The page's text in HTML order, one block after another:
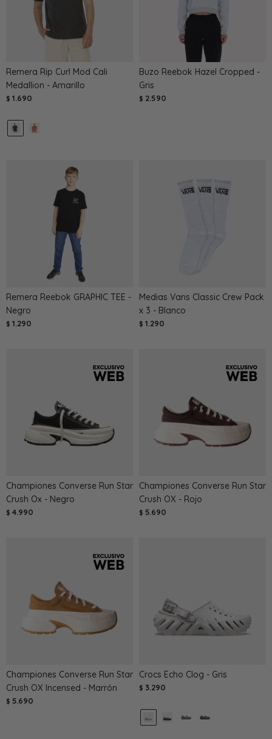
Remera Rip Curl Mod Cali
Medallion - Amarillo
$ 1.690
Buzo Reebok Hazel Cropped -
Gris
$ 2.590
Remera Reebok GRAPHIC TEE -
Negro
$ 1.290
Medias Vans Classic Crew Pack
x 3 - Blanco
$ 1.290
Championes Converse Run Star
Crush Ox - Negro
$ 4.990
Championes Converse Run Star
Crush OX - Rojo
$ 5.690
Championes Converse Run Star
Crush OX Incensed - Marrón
$ 5.690
Crocs Echo Clog - Gris
$ 3.290